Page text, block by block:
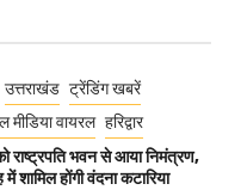
उत्तराखंड ट्रेंडिंग खबरें
मीडिया वायरल हरिद्वार
राष्ट्रपति भवन से आया निमंत्रण,
शामिल होंगी वंदना कटारिया